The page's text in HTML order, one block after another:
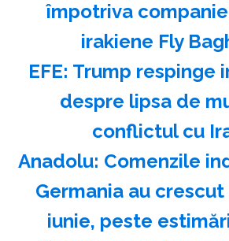
împotriva
irakiene Fly
EFE: Trump respinge
despre lipsa de
conflictul cu
Anadolu: Comenzile
Germania au crescut
iunie, peste